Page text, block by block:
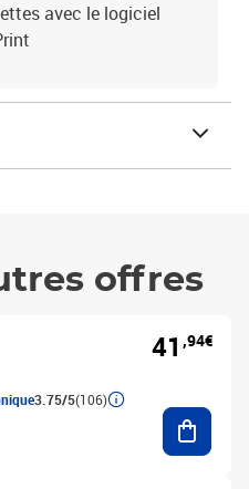
avec le logiciel
offres
3.75/5(106)
41 ,94€